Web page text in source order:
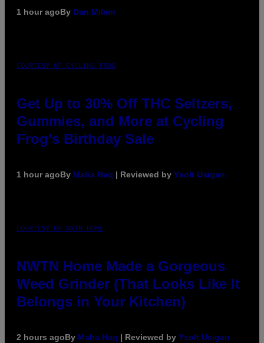
1 hour agoBy Dan Milam
COURTESY OF CYCLING FROG
Get Up to 30% Off THC Seltzers,
Gummies, and More at Cycling
Frog’s Birthday Sale
1 hour agoBy Maha Haq | Reviewed by Ysolt Usigan
COURTESY OF NWTN HOME
NWTN Home Made a Gorgeous
Weed Grinder (That Looks Like It
Belongs in Your Kitchen)
2 hours agoBy Maha Haq | Reviewed by Ysolt Usigan